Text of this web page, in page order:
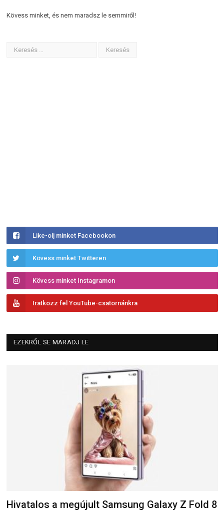
Kövess minket, és nem maradsz le semmiről!
Like-olj minket Facebookon
Kövess minket Twitteren
Kövess minket Instagramon
Iratkozz fel YouTube-csatornánkra
EZEKRŐL SE MARADJ LE
Hivatalos a megújult Samsung Galaxy Z Fold 8